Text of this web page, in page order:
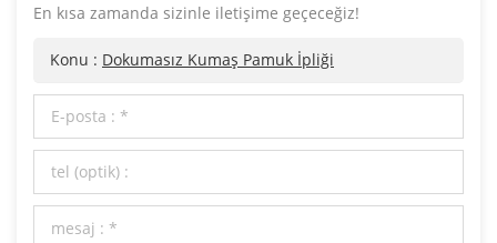
En kısa zamanda sizinle iletişime geçeceğiz!
Konu : Dokumasız Kumaş Pamuk İpliği